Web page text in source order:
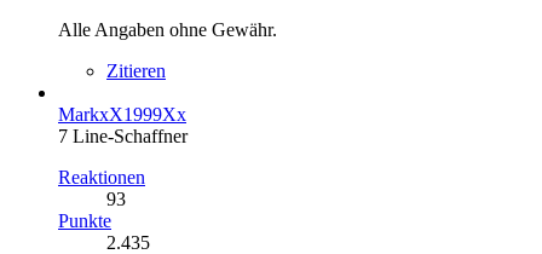
Alle Angaben ohne Gewähr.
Zitieren
MarkxX1999Xx
7 Line-Schaffner
Reaktionen
93
Punkte
2.435